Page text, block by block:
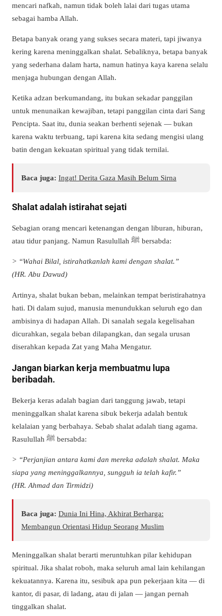
mencari nafkah, namun tidak boleh lalai dari tugas utama
sebagai hamba Allah.
Betapa banyak orang yang sukses secara materi, tapi jiwanya
kering karena meninggalkan shalat. Sebaliknya, betapa banyak
yang sederhana dalam harta, namun hatinya kaya karena selalu
menjaga hubungan dengan Allah.
Ketika adzan berkumandang, itu bukan sekadar panggilan
untuk menunaikan kewajiban, tetapi panggilan cinta dari Sang
Pencipta. Saat itu, dunia seakan berhenti sejenak — bukan
karena waktu terbuang, tapi karena kita sedang mengisi ulang
batin dengan kekuatan spiritual yang tidak ternilai.
Baca juga: Ingat! Derita Gaza Masih Belum Sirna
Shalat adalah istirahat sejati
Sebagian orang mencari ketenangan dengan liburan, hiburan,
atau tidur panjang. Namun Rasulullah ﷺ bersabda:
> “Wahai Bilal, istirahatkanlah kami dengan shalat.”
(HR. Abu Dawud)
Artinya, shalat bukan beban, melainkan tempat beristirahatnya
hati. Di dalam sujud, manusia menundukkan seluruh ego dan
ambisinya di hadapan Allah. Di sanalah segala kegelisahan
dicurahkan, segala beban dilapangkan, dan segala urusan
diserahkan kepada Zat yang Maha Mengatur.
Jangan biarkan kerja membuatmu lupa
beribadah.
Bekerja keras adalah bagian dari tanggung jawab, tetapi
meninggalkan shalat karena sibuk bekerja adalah bentuk
kelalaian yang berbahaya. Sebab shalat adalah tiang agama.
Rasulullah ﷺ bersabda:
> “Perjanjian antara kami dan mereka adalah shalat. Maka
siapa yang meninggalkannya, sungguh ia telah kafir.”
(HR. Ahmad dan Tirmidzi)
Baca juga: Dunia Ini Hina, Akhirat Berharga:
Membangun Orientasi Hidup Seorang Muslim
Meninggalkan shalat berarti meruntuhkan pilar kehidupan
spiritual. Jika shalat roboh, maka seluruh amal lain kehilangan
kekuatannya. Karena itu, sesibuk apa pun pekerjaan kita — di
kantor, di pasar, di ladang, atau di jalan — jangan pernah
tinggalkan shalat.